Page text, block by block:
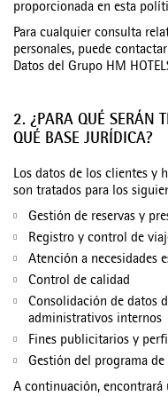
proporcionada en esta
Para cualquier consulta
personales, puede
Datos del Grupo HM
2. ¿PARA QUÉ SERÁN
QUÉ BASE JURÍDICA?
Los datos de los clientes y
son tratados para los
Gestión de reservas y
Registro y control de
Atención a necesidades
Control de calidad
Consolidación de datos
administrativos internos
Fines publicitarios y
Gestión del programa
A continuación, encontrará